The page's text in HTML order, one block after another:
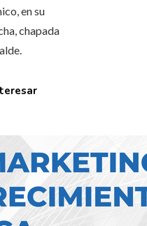
en su
chapada